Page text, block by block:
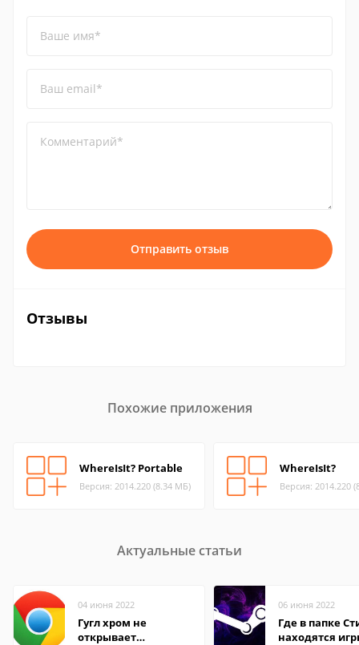
Ваше имя*
Ваш email*
Комментарий*
Отправить отзыв
Отзывы
Похожие приложения
WhereIsIt? Portable
Версия: 2014.220 (8.34 МБ)
WhereIsIt?
Версия: 2014.220
Актуальные статьи
04 июня 2022
Гугл хром не
открывает
06 июня 2022
Где в папке
находятся